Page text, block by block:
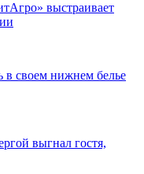
выстраивает
в своем нижнем белье
выгнал гостя,